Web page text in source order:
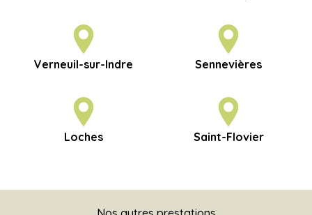
Verneuil-sur-Indre Sennevières
Loches Saint-Flovier